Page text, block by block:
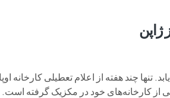
ژاپن
کارخانه‌های خود در مکزیک گرفته است.